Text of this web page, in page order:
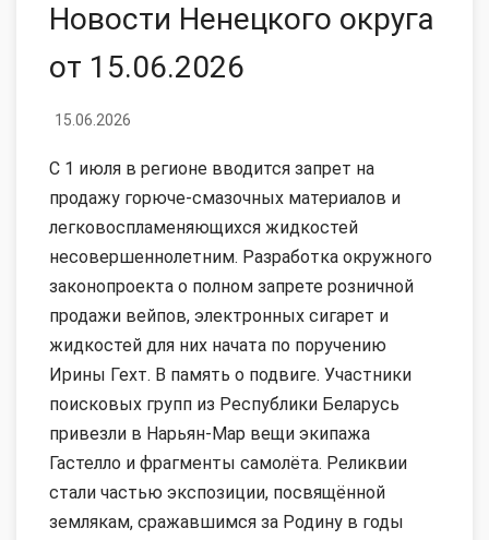
Новости Ненецкого округа
от 15.06.2026
15.06.2026
С 1 июля в регионе вводится запрет на
продажу горюче-смазочных материалов и
легковоспламеняющихся жидкостей
несовершеннолетним. Разработка окружного
законопроекта о полном запрете розничной
продажи вейпов, электронных сигарет и
жидкостей для них начата по поручению
Ирины Гехт. В память о подвиге. Участники
поисковых групп из Республики Беларусь
привезли в Нарьян-Мар вещи экипажа
Гастелло и фрагменты самолёта. Реликвии
стали частью экспозиции, посвящённой
землякам, сражавшимся за Родину в годы